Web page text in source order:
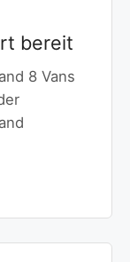
bereit
8 Vans